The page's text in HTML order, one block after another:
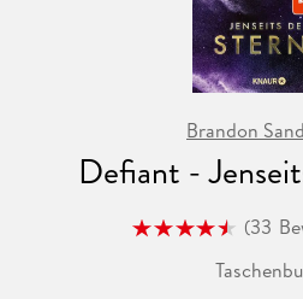
Brandon
Defiant -
(33